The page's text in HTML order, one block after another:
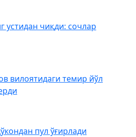
устидан чиқди: сочлар
вилоятидаги темир йўл
пул ўғирлади